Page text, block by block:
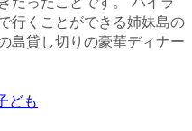
行くことができる姉妹島の
島貸し切りの豪華ディナー
ども